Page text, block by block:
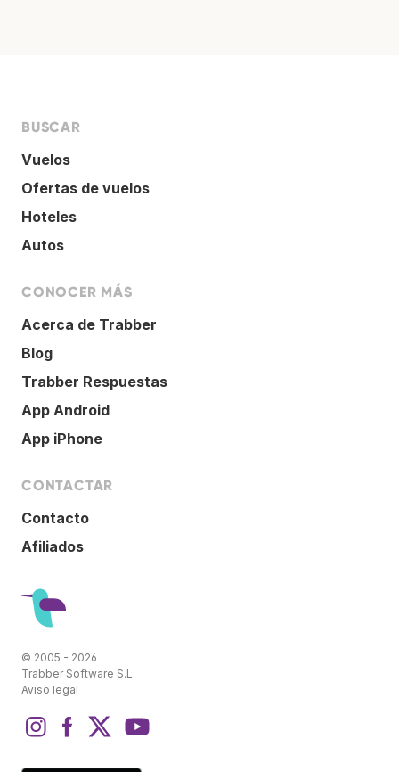
BUSCAR
Vuelos
Ofertas de vuelos
Hoteles
Autos
CONOCER MÁS
Acerca de Trabber
Blog
Trabber Respuestas
App Android
App iPhone
CONTACTAR
Contacto
Afiliados
© 2005 - 2026
Trabber Software S.L.
Aviso legal